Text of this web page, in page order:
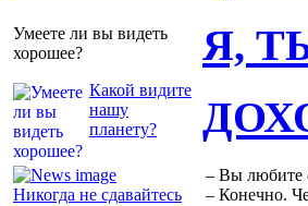
Умеете ли вы видеть
хорошее?
Какой видите
нашу
планету?
Я,
Никогда не сдавайтесь
– Вы любите
– Конечно.